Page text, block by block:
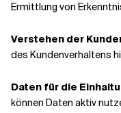
Ermittlung von
Verstehen der
des Kundenverhaltens
Daten für die
können Daten aktiv